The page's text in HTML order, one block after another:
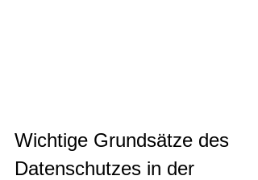
Wichtige Grundsätze des
Datenschutzes in der